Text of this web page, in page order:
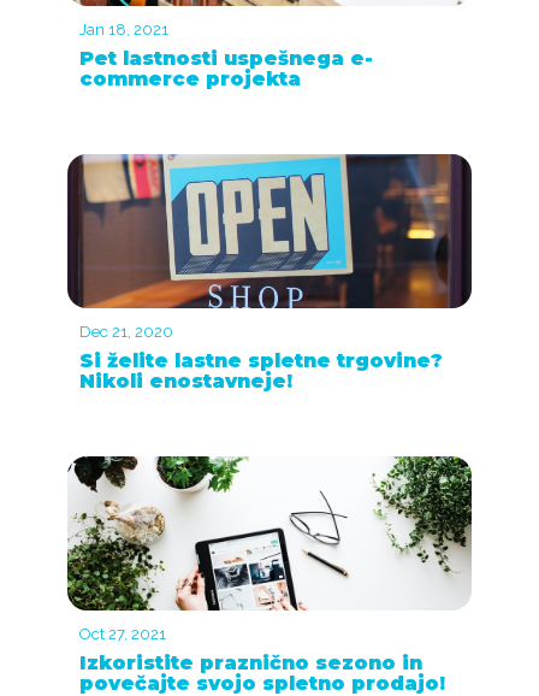
Jan 18, 2021
Pet lastnosti uspešnega e-
commerce projekta
Dec 21, 2020
Si želite lastne spletne trgovine?
Nikoli enostavneje!
Oct 27, 2021
Izkoristite praznično sezono in
povečajte svojo spletno prodajo!